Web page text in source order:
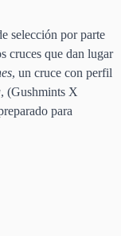
selección por parte
cruces que dan lugar
, un cruce con perfil
, (Gushmints X
para